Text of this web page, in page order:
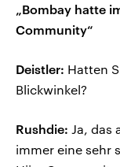
„Bombay hatte
Community“
Deistler: Hatten
Blickwinkel?
Rushdie: Ja, das
immer eine sehr